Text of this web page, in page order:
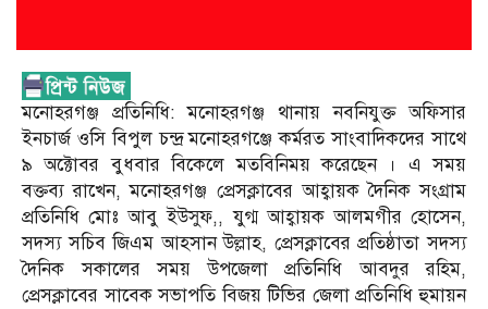
মনোহরগঞ্জ প্রতিনিধি: মনোহরগঞ্জ থানায় নবনিযুক্ত অফিসার
ইনচার্জ ওসি বিপুল চন্দ্র মনোহরগঞ্জে কর্মরত সাংবাদিকদের সাথে
৯ অক্টোবর বুধবার বিকেলে মতবিনিময় করেছেন । এ সময়
বক্তব্য রাখেন, মনোহরগঞ্জ প্রেসক্লাবের আহ্বায়ক দৈনিক সংগ্রাম
প্রতিনিধি মোঃ আবু ইউসুফ,, যুগ্ম আহ্বায়ক আলমগীর হোসেন,
সদস্য সচিব জিএম আহসান উল্লাহ, প্রেসক্লাবের প্রতিষ্ঠাতা সদস্য
দৈনিক সকালের সময় উপজেলা প্রতিনিধি আবদুর রহিম,
প্রেসক্লাবের সাবেক সভাপতি বিজয় টিভির জেলা প্রতিনিধি হুমায়ন